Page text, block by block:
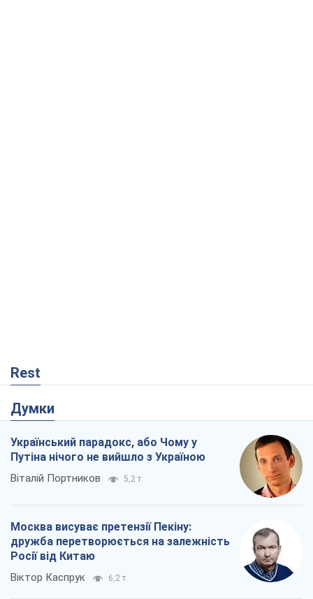
Rest
Думки
Український парадокс, або Чому у
Путіна нічого не вийшло з Україною
Віталій Портников 5,2 т.
Москва висуває претензії Пекіну:
дружба перетворюється на залежність
Росії від Китаю
Віктор Каспрук 6,2 т.